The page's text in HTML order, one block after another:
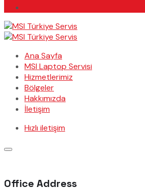
Ana Sayfa
MSI Laptop Servisi
Hizmetlerimiz
Bölgeler
Hakkımızda
İletişim
Hızlı iletişim
Office Address